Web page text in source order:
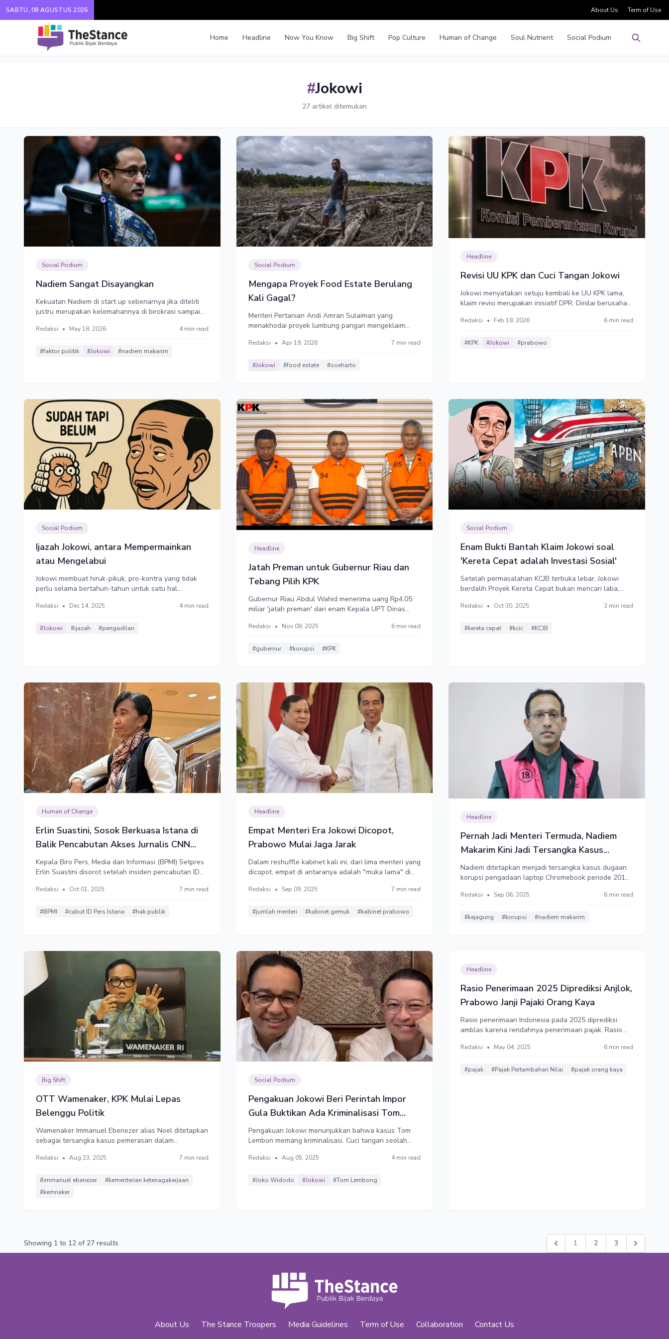
SABTU, 08 AGUSTUS 2026 About Us Term of Use
Home Headline Now You Know Big Shift Pop Culture Human of Change Soul Nutrient
Social Podium
#Jokowi
27 artikel ditemukan
Social Podium
Nadiem Sangat Disayangkan
Kekuatan Nadiem di start up sebenarnya jika diteliti
justru merupakan kelemahannya di birokrasi sampai
Dalam kasus sekarang saya yakin Nadiem tidak
Redaksi • May 18, 2026 4 min read
#faktor politik #Jokowi #nadiem makarim
Social Podium
Mengapa Proyek Food Estate Berulang
Kali Gagal?
Menteri Pertanian Andi Amran Sulaiman yang
menakhodai proyek lumbung pangan mengeklaim
menggunakan pendekatan yang berbeda, lebih
Redaksi • Apr 19, 2026 7 min read
#Jokowi #food estate #soeharto
Headline
Revisi UU KPK dan Cuci Tangan Jokowi
Jokowi menyatakan setuju kembali ke UU KPK lama,
klaim revisi merupakan inisiatif DPR. Dinilai berusaha
pelemahan KPK dan menolak menerbitkan Perppu.
Redaksi • Feb 18, 2026 6 min read
#KPK #Jokowi #prabowo
Social Podium
Ijazah Jokowi, antara Mempermainkan
atau Mengelabui
Jokowi membuat hiruk-pikuk, pro-kontra yang tidak
perlu selama bertahun-tahun untuk satu hal
Jokowi telah mempermainkan bangsa ini. Jika
negara ini.
Redaksi • Dec 14, 2025 4 min read
#Jokowi #ijazah #pengadilan
Headline
Jatah Preman untuk Gubernur Riau dan
Tebang Pilih KPK
Gubernur Riau Abdul Wahid menerima uang Rp4,05
miliar 'jatah preman' dari enam Kepala UPT Dinas
dinilai akar banyaknya kasus korupsi kepala daerah.
menyentuh kepala daerah terkait keluarga Jokowi.
Redaksi • Nov 08, 2025 6 min read
#gubernur #korupsi #KPK
Social Podium
Enam Bukti Bantah Klaim Jokowi soal
'Kereta Cepat adalah Investasi Sosial'
Setelah permasalahan KCJB terbuka lebar, Jokowi
berdalih Proyek Kereta Cepat bukan mencari laba,
menghindar dari tanggung jawab atas kerugian
valid membungkam dalih Jokowi tersebut.
Redaksi • Oct 30, 2025 3 min read
#kereta cepat #kcic #KCJB
Human of Change
Erlin Suastini, Sosok Berkuasa Istana di
Balik Pencabutan Akses Jurnalis CNN
Indonesia
Kepala Biro Pers, Media dan Informasi (BPMI) Setpres
Erlin Suastini disorot setelah insiden pencabutan ID
Valencia. Pencinta Jokowi ini minta maaf dan mengaku
begitu, kenapa baru sekarang?
Redaksi • Oct 01, 2025 7 min read
#BPMI #cabut ID Pers Istana #hak publik
Headline
Empat Menteri Era Jokowi Dicopot,
Prabowo Mulai Jaga Jarak
Dalam reshuffle kabinet kali ini, dari lima menteri yang
dicopot, empat di antaranya adalah "muka lama" di
dilakukan untuk menghapus "orang-orang Jokowi"
Redaksi • Sep 09, 2025 7 min read
#jumlah menteri #kabinet gemuk #kabinet prabowo
Headline
Pernah Jadi Menteri Termuda, Nadiem
Makarim Kini Jadi Tersangka Kasus
Korupsi
Nadiem ditetapkan menjadi tersangka kasus dugaan
korupsi pengadaan laptop Chromebook periode 2019-
pengadaan 1,2 juta laptop untuk sekolah-sekolah
negara hingga Rp1,98 triliun. Nadiem jadi menteri
Redaksi • Sep 06, 2025 6 min read
#kejagung #korupsi #nadiem makarim
Big Shift
OTT Wamenaker, KPK Mulai Lepas
Belenggu Politik
Wamenaker Immanuel Ebenezer alias Noel ditetapkan
sebagai tersangka kasus pemerasan dalam
Kerja (K3). KPK menemukan aliran dana sebesar Rp81
Operasi Tengkap Tangan (OTT) terhadap Noel ini
menjadi indikasi bahwa KPK mulai lepas dari belenggu
Redaksi • Aug 23, 2025 7 min read
#immanuel ebenezer
#kementerian ketenagakerjaan
#kemnaker
Social Podium
Pengakuan Jokowi Beri Perintah Impor
Gula Buktikan Ada Kriminalisasi Tom
Lembong
Pengakuan Jokowi menunjukkan bahwa kasus Tom
Lembon memang kriminalisasi. Cuci tangan seolah
justru mengorbankan jaksa penuntut dan para hakim,
kriminalisasi terhadap Tom Lembong.
Redaksi • Aug 05, 2025 4 min read
#Joko Widodo #Jokowi #Tom Lembong
Headline
Rasio Penerimaan 2025 Diprediksi Anjlok,
Prabowo Janji Pajaki Orang Kaya
Rasio penerimaan Indonesia pada 2025 diprediksi
amblas karena rendahnya penerimaan pajak. Rasio
Jokowi, Prabowo janji akan pajaki orang kaya.
Redaksi • May 04, 2025 6 min read
#pajak #Pajak Pertambahan Nilai #pajak orang kaya
Showing 1 to 12 of 27 results 1 2 3
About Us The Stance Troopers Media Guidelines Term of Use Collaboration Contact Us